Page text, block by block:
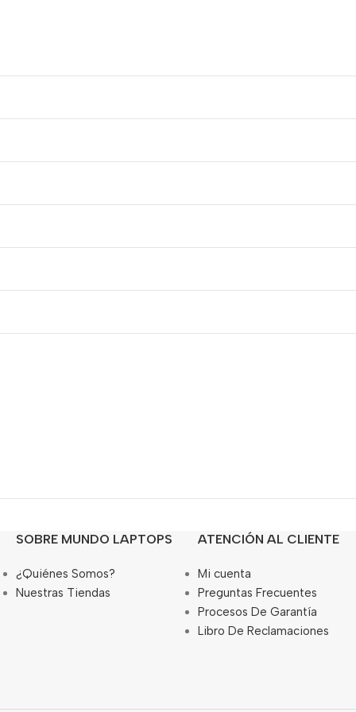
SOBRE MUNDO LAPTOPS
¿Quiénes Somos?
Nuestras Tiendas
ATENCIÓN AL CLIENTE
Mi cuenta
Preguntas Frecuentes
Procesos De Garantía
Libro De Reclamaciones